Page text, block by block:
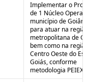
Implementar o
de 1 Núcleo
município de
para atuar na
metropolitana de
bem como na
Centro Oeste do
Goiás, conforme
metodologia PEIEX.